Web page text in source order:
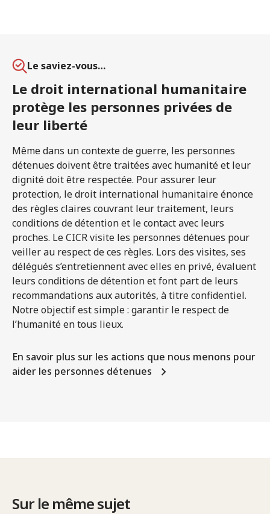
Le saviez-vous…
Le droit international humanitaire
protège les personnes privées de
leur liberté
Même dans un contexte de guerre, les personnes
détenues doivent être traitées avec humanité et leur
dignité doit être respectée. Pour assurer leur
protection, le droit international humanitaire énonce
des règles claires couvrant leur traitement, leurs
conditions de détention et le contact avec leurs
proches. Le CICR visite les personnes détenues pour
veiller au respect de ces règles. Lors des visites, ses
délégués s’entretiennent avec elles en privé, évaluent
leurs conditions de détention et font part de leurs
recommandations aux autorités, à titre confidentiel.
Notre objectif est simple : garantir le respect de
l’humanité en tous lieux.
En savoir plus sur les actions que nous menons pour
aider les personnes détenues
Sur le même sujet